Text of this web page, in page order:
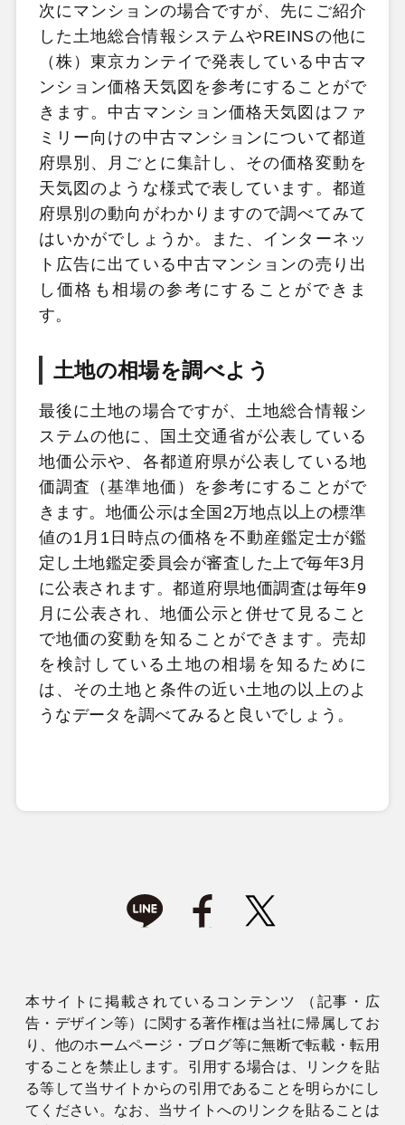
次にマンションの場合ですが、先にご紹介
した土地総合情報システムやREINSの他に
（株）東京カンテイで発表している中古マ
ンション価格天気図を参考にすることがで
きます。中古マンション価格天気図はファ
ミリー向けの中古マンションについて都道
府県別、月ごとに集計し、その価格変動を
天気図のような様式で表しています。都道
府県別の動向がわかりますので調べてみて
はいかがでしょうか。また、インターネッ
ト広告に出ている中古マンションの売り出
し価格も相場の参考にすることができま
す。
土地の相場を調べよう
最後に土地の場合ですが、土地総合情報シ
ステムの他に、国土交通省が公表している
地価公示や、各都道府県が公表している地
価調査（基準地価）を参考にすることがで
きます。地価公示は全国2万地点以上の標準
値の1月1日時点の価格を不動産鑑定士が鑑
定し土地鑑定委員会が審査した上で毎年3月
に公表されます。都道府県地価調査は毎年9
月に公表され、地価公示と併せて見ること
で地価の変動を知ることができます。売却
を検討している土地の相場を知るために
は、その土地と条件の近い土地の以上のよ
うなデータを調べてみると良いでしょう。
本サイトに掲載されているコンテンツ （記事・広
告・デザイン等）に関する著作権は当社に帰属してお
り、他のホームページ・ブログ等に無断で転載・転用
することを禁止します。引用する場合は、リンクを貼
る等して当サイトからの引用であることを明らかにし
てください。なお、当サイトへのリンクを貼ることは